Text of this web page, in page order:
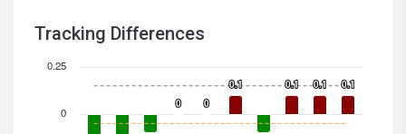
Tracking Differences
0
0 0
0
0.1
0.1 0.1
0.1 0.1
0.1 0.1
0.1
0
0.25